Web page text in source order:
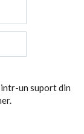
un suport din